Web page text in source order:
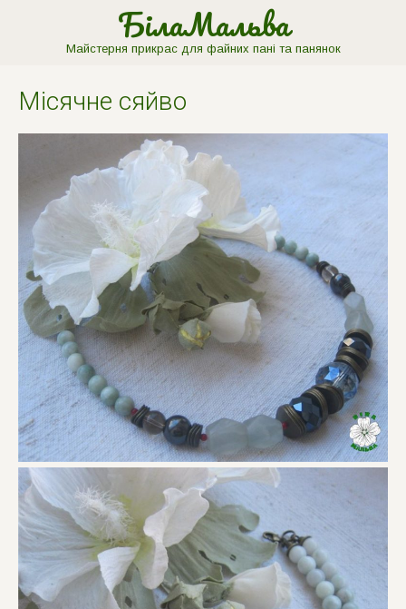
БілаМальва
Майстерня прикрас для файних пані та панянок
Мiсячне сяйво